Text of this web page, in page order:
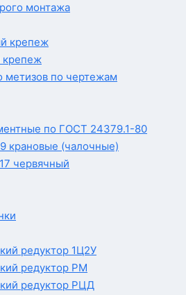
монтажа
крепеж
крепеж
метизов по чертежам
по ГОСТ 24379.1-80
крановые (чалочные)
червячный
редуктор 1Ц2У
редуктор РМ
редуктор РЦД